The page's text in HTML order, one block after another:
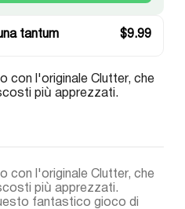
tantum $9.99
con l'originale Clutter, che
più apprezzati.
con l'originale Clutter, che
più apprezzati.
fantastico gioco di